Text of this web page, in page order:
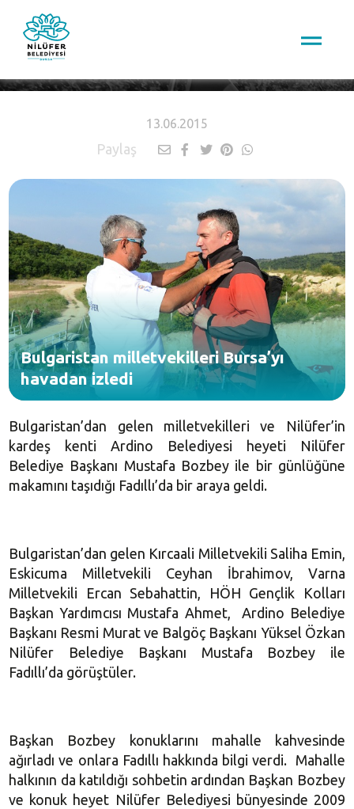
13.06.2015
Paylaş
Bulgaristan milletvekilleri Bursa’yı
havadan izledi
Bulgaristan’dan gelen milletvekilleri ve Nilüfer’in
kardeş kenti Ardino Belediyesi heyeti Nilüfer
Belediye Başkanı Mustafa Bozbey ile bir günlüğüne
makamını taşıdığı Fadıllı’da bir araya geldi.
Bulgaristan’dan gelen Kırcaali Milletvekili Saliha Emin,
Eskicuma Milletvekili Ceyhan İbrahimov, Varna
Milletvekili Ercan Sebahattin, HÖH Gençlik Kolları
Başkan Yardımcısı Mustafa Ahmet, Ardino Belediye
Başkanı Resmi Murat ve Balgöç Başkanı Yüksel Özkan
Nilüfer Belediye Başkanı Mustafa Bozbey ile
Fadıllı’da görüştüler.
Başkan Bozbey konuklarını mahalle kahvesinde
ağırladı ve onlara Fadıllı hakkında bilgi verdi. Mahalle
halkının da katıldığı sohbetin ardından Başkan Bozbey
ve konuk heyet Nilüfer Belediyesi bünyesinde 2009